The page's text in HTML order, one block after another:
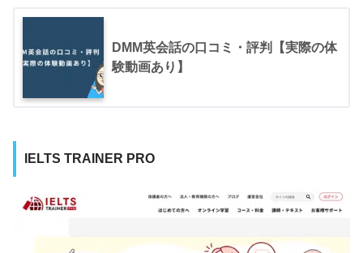
DMM英会話の口コミ・評判【実際の体
験動画あり】
IELTS TRAINER PRO